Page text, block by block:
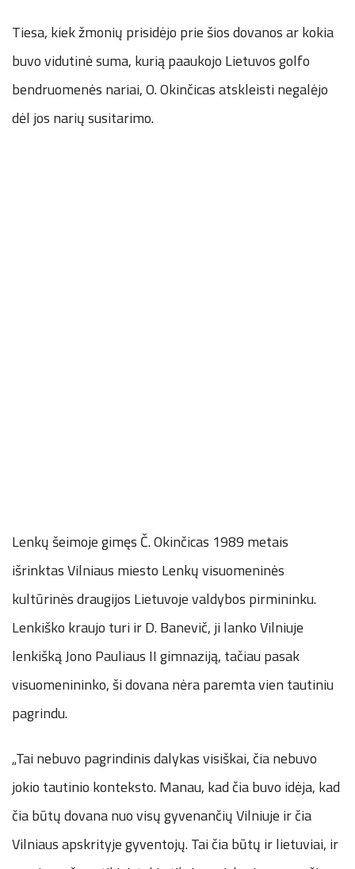
Tiesa, kiek žmonių prisidėjo prie šios dovanos ar kokia
buvo vidutinė suma, kurią paaukojo Lietuvos golfo
bendruomenės nariai, O. Okinčicas atskleisti negalėjo
dėl jos narių susitarimo.
Lenkų šeimoje gimęs Č. Okinčicas 1989 metais
išrinktas Vilniaus miesto Lenkų visuomeninės
kultūrinės draugijos Lietuvoje valdybos pirmininku.
Lenkiško kraujo turi ir D. Banevič, ji lanko Vilniuje
lenkišką Jono Pauliaus II gimnaziją, tačiau pasak
visuomenininko, ši dovana nėra paremta vien tautiniu
pagrindu.
„Tai nebuvo pagrindinis dalykas visiškai, čia nebuvo
jokio tautinio konteksto. Manau, kad čia buvo idėja, kad
čia būtų dovana nuo visų gyvenančių Vilniuje ir čia
Vilniaus apskrityje gyventojų. Tai čia būtų ir lietuviai, ir